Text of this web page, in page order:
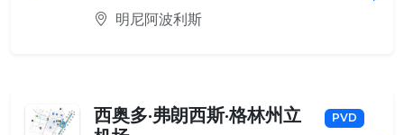
明尼阿波利斯
西奥多·弗朗西斯·格林州立
PVD